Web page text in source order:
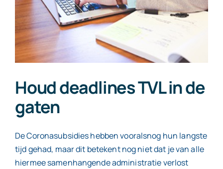
Houd deadlines TVL in de
gaten
De Coronasubsidies hebben vooralsnog hun langste
tijd gehad, maar dit betekent nog niet dat je van alle
hiermee samenhangende administratie verlost